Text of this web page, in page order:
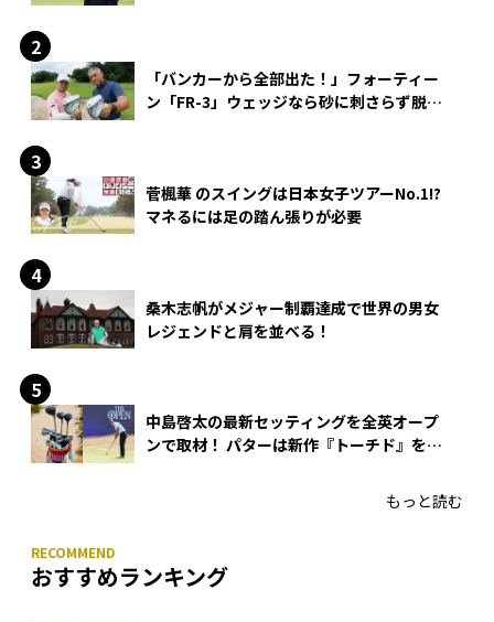
「バンカーから全部出た！」フォーティー
ン「FR-3」ウェッジなら砂に刺さらず脱出
菅楓華 のスイングは日本女子ツアーNo.1!?
マネるには足の踏ん張りが必要
桑木志帆がメジャー制覇達成で世界の男女
レジェンドと肩を並べる！
中島啓太の最新セッティングを全英オープ
ンで取材！ パターは新作『トーチド』を投
もっと読む
おすすめランキング